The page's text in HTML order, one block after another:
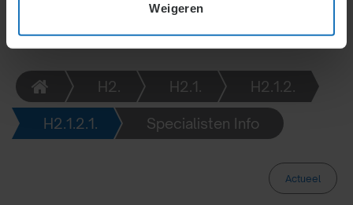
Weigeren
H2. H2.1. H2.1.2.
H2.1.2.1. Specialisten Info
Actueel